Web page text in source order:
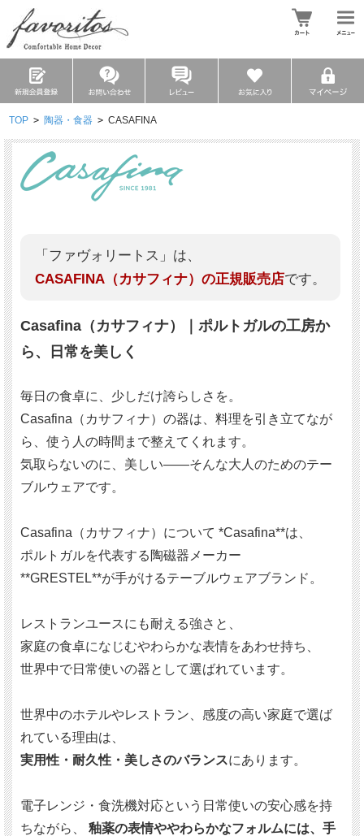
TOP > 陶器・食器 > CASAFINA
「ファヴォリートス」は、
CASAFINA（カサフィナ）の正規販売店です。
Casafina（カサフィナ）｜ポルトガルの工房か
ら、日常を美しく
毎日の食卓に、少しだけ誇らしさを。
Casafina（カサフィナ）の器は、料理を引き立てなが
ら、使う人の時間まで整えてくれます。
気取らないのに、美しい——そんな大人のためのテー
ブルウェアです。
Casafina（カサフィナ）について *Casafina**は、
ポルトガルを代表する陶磁器メーカー
**GRESTEL**が手がけるテーブルウェアブランド。
レストランユースにも耐える強さと、
家庭の食卓になじむやわらかな表情をあわせ持ち、
世界中で日常使いの器として選ばれています。
世界中のホテルやレストラン、感度の高い家庭で選ば
れている理由は、
実用性・耐久性・美しさのバランスにあります。
電子レンジ・食洗機対応という日常使いの安心感を持
ちながら、
釉薬の表情ややわらかなフォルムには、手